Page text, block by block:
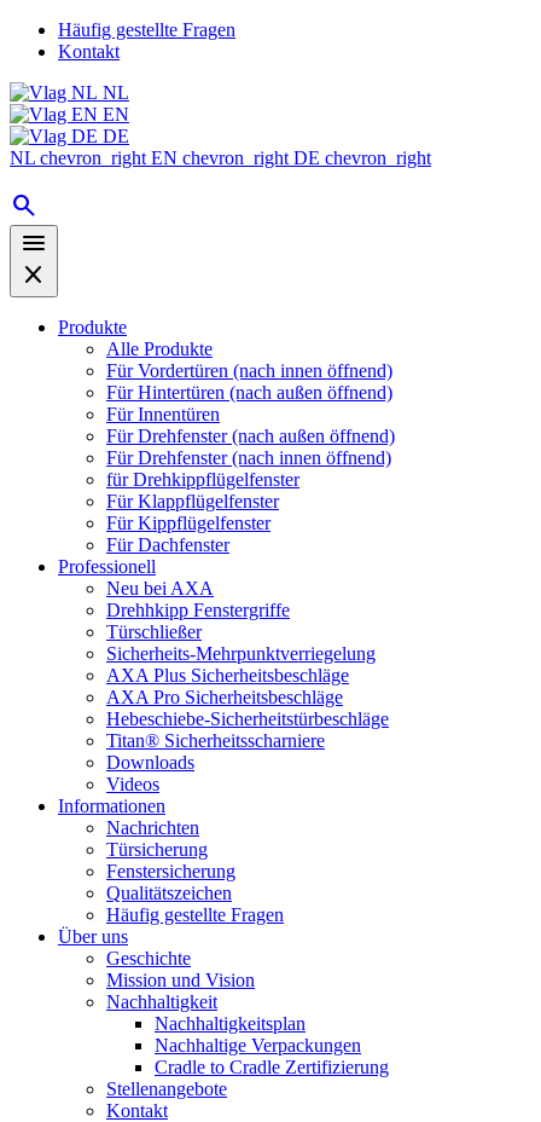
Häufig gestellte Fragen
Kontakt
NL
EN
DE
NL chevron_right EN chevron_right DE chevron_right
search
menu
close
Produkte
Alle Produkte
Für Vordertüren (nach innen öffnend)
Für Hintertüren (nach außen öffnend)
Für Innentüren
Für Drehfenster (nach außen öffnend)
Für Drehfenster (nach innen öffnend)
für Drehkippflügelfenster
Für Klappflügelfenster
Für Kippflügelfenster
Für Dachfenster
Professionell
Neu bei AXA
Drehhkipp Fenstergriffe
Türschließer
Sicherheits-Mehrpunktverriegelung
AXA Plus Sicherheitsbeschläge
AXA Pro Sicherheitsbeschläge
Hebeschiebe-Sicherheitstürbeschläge
Titan® Sicherheitsscharniere
Downloads
Videos
Informationen
Nachrichten
Türsicherung
Fenstersicherung
Qualitätszeichen
Häufig gestellte Fragen
Über uns
Geschichte
Mission und Vision
Nachhaltigkeit
Nachhaltigkeitsplan
Nachhaltige Verpackungen
Cradle to Cradle Zertifizierung
Stellenangebote
Kontakt